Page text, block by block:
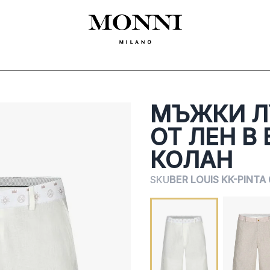
МЪЖКИ
ОТ ЛЕН В
КОЛАН
SKUBER LOUIS KK-